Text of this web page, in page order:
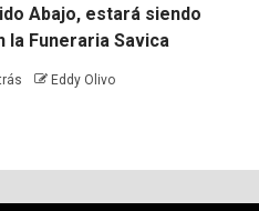
Abajo, estará siendo
la Funeraria Savica
Eddy Olivo